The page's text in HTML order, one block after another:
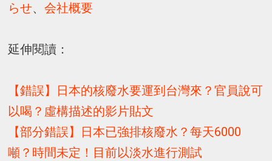
らせ、会社概要
延伸閱讀：
【錯誤】日本的核廢水要運到台灣來？官員說可
以喝？虛構描述的影片貼文
【部分錯誤】日本已強排核廢水？每天6000
噸？時間未定！目前以淡水進行測試